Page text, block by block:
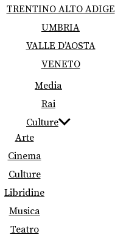
TRENTINO ALTO ADIGE
UMBRIA
VALLE D’AOSTA
VENETO
Media
Rai
Culture
Arte
Cinema
Culture
Libridine
Musica
Teatro